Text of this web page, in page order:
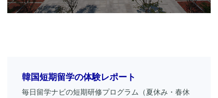
韓国短期留学の体験レポート
毎日留学ナビの短期研修プログラム（夏休み・春休